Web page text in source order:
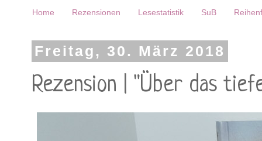
Home Rezensionen Lesestatistik SuB
Freitag, 30. März 2018
Rezension | "Über das